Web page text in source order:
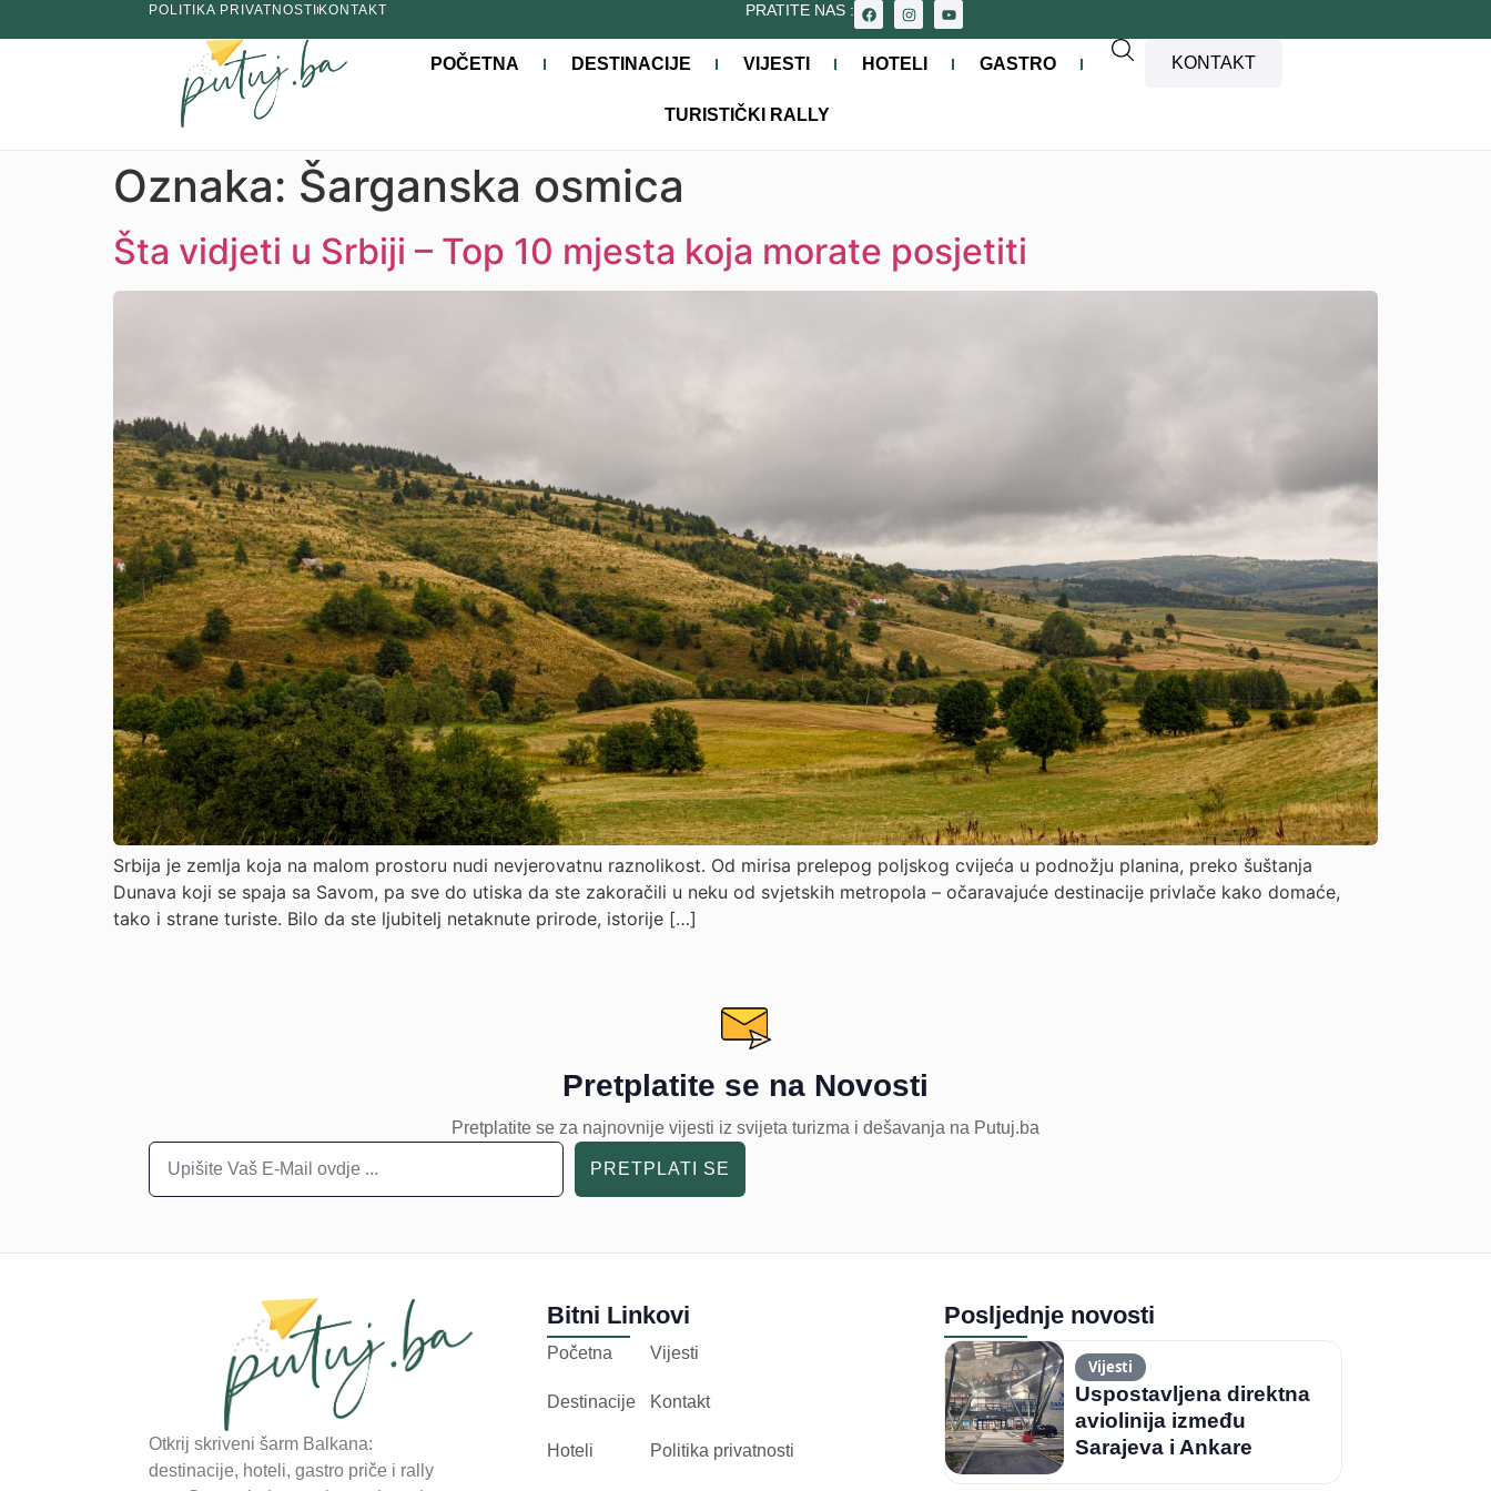
POLITIKA PRIVATNOSTIKONTAKT PRATITE NAS :
POČETNA DESTINACIJE VIJESTI HOTELI GASTRO
TURISTIČKI RALLY
KONTAKT
Oznaka: Šarganska osmica
Šta vidjeti u Srbiji – Top 10 mjesta koja morate posjetiti
Srbija je zemlja koja na malom prostoru nudi nevjerovatnu raznolikost. Od mirisa prelepog poljskog cvijeća u podnožju planina, preko šuštanja
Dunava koji se spaja sa Savom, pa sve do utiska da ste zakoračili u neku od svjetskih metropola – očaravajuće destinacije privlače kako domaće,
tako i strane turiste. Bilo da ste ljubitelj netaknute prirode, istorije […]
Pretplatite se na Novosti
Pretplatite se za najnovnije vijesti iz svijeta turizma i dešavanja na Putuj.ba
PRETPLATI SE
Otkrij skriveni šarm Balkana:
destinacije, hoteli, gastro priče i rally
Bitni Linkovi
Početna
Destinacije
Hoteli
Vijesti
Kontakt
Politika privatnosti
Posljednje novosti
Vijesti
Uspostavljena direktna
aviolinija između
Sarajeva i Ankare